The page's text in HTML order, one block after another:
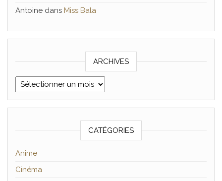
Antoine dans Miss Bala
ARCHIVES
Archives
CATÉGORIES
Anime
Cinéma